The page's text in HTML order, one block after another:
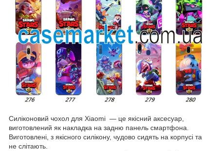
Силіконовий чохол для Xiaomi — це якісний аксесуар,
виготовлений як накладка на задню панель смартфона.
Виготовлені, з якісного силікону, чудово сидять на корпусі та
не слітають.